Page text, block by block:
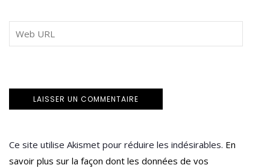
Ce site utilise Akismet pour réduire les indésirables. En
savoir plus sur la façon dont les données de vos